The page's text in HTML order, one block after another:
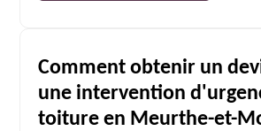
Comment obtenir un
une intervention
toiture en Meurthe-et-